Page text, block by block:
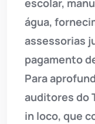
escolar,
água,
assessorias
pagamento
Para
auditores do
in loco, que